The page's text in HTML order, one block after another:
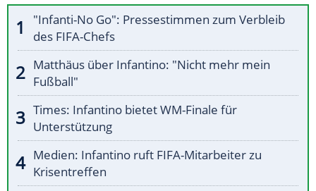
"Infanti-No Go": Pressestimmen zum Verbleib
des FIFA-Chefs
Matthäus über Infantino: "Nicht mehr mein
Fußball"
Times: Infantino bietet WM-Finale für
Unterstützung
Medien: Infantino ruft FIFA-Mitarbeiter zu
Krisentreffen